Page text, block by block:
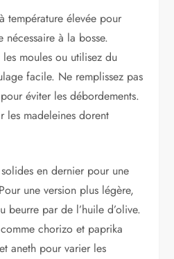
température élevée pour
à la bosse.
les moules ou utilisez du
facile. Ne remplissez pas
éviter les débordements.
les madeleines dorent
en dernier pour une
une version plus légère,
beurre par de l’huile d’olive.
chorizo et paprika
aneth pour varier les